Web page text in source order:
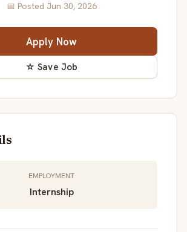
📅 Posted Jun 30, 2026
Apply Now
☆ Save Job
EMPLOYMENT
Internship